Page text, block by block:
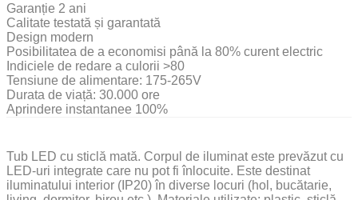
Garanție 2 ani
Calitate testată și garantată
Design modern
Posibilitatea de a economisi până la 80% curent electric
Indiciele de redare a culorii >80
Tensiune de alimentare: 175-265V
Durata de viață: 30.000 ore
Aprindere instantanee 100%
Tub LED cu sticlă mată. Corpul de iluminat este prevăzut cu
LED-uri integrate care nu pot fi înlocuite. Este destinat
iluminatului interior (IP20) în diverse locuri (hol, bucătarie,